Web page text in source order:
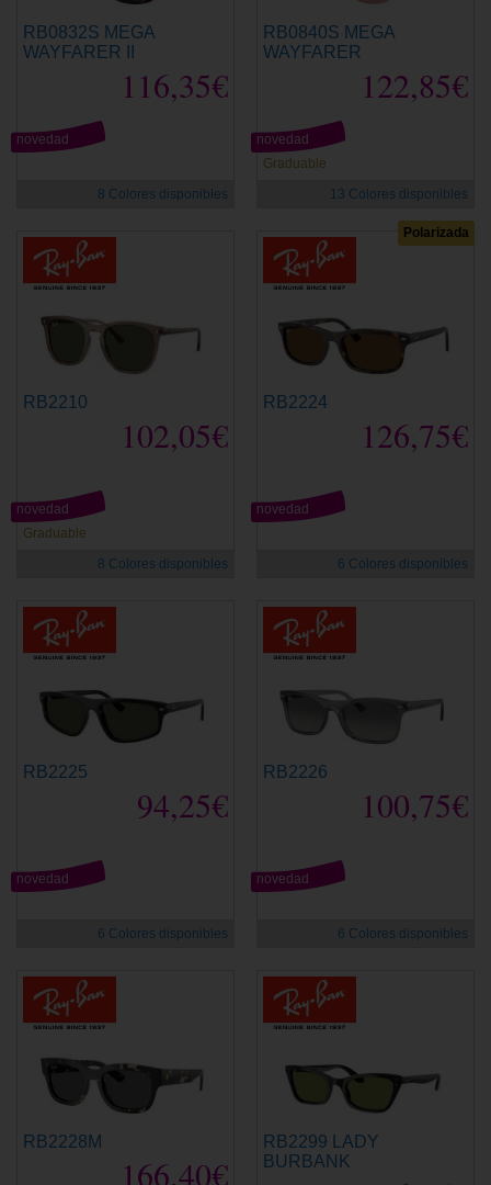
RB0832S MEGA
WAYFARER II
116,35€
novedad
8 Colores disponibles
RB0840S MEGA
WAYFARER
122,85€
Graduable
novedad
13 Colores disponibles
RB2210
102,05€
Graduable
novedad
8 Colores disponibles
Polarizada
RB2224
126,75€
novedad
6 Colores disponibles
RB2225
94,25€
novedad
6 Colores disponibles
RB2226
100,75€
novedad
6 Colores disponibles
RB2228M
166,40€
RB2299 LADY
BURBANK